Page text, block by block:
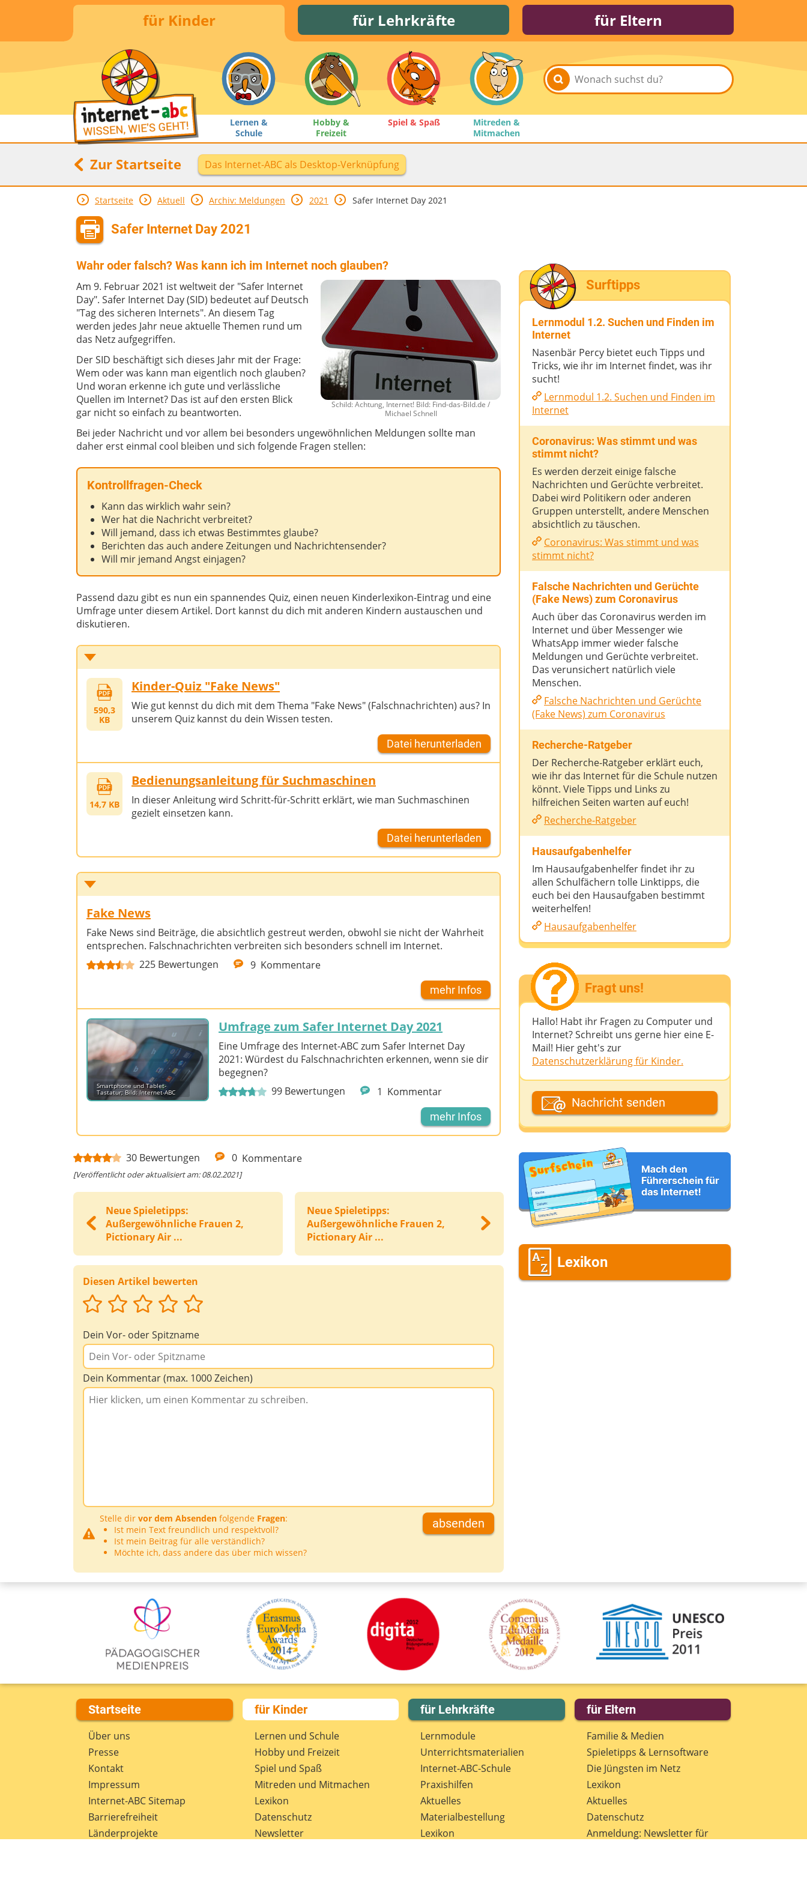
für Kinder für Lehrkräfte für Eltern
Lernen &
Schule
Hobby &
Freizeit
Spiel & Spaß
Mitreden &
Mitmachen
Zur Startseite Das Internet-ABC als Desktop-Verknüpfung
Startseite Aktuell Archiv: Meldungen 2021 Safer Internet Day 2021
Safer Internet Day 2021
Wahr oder falsch? Was kann ich im Internet noch glauben?
Schild: Achtung, Internet! Bild: Find-das-Bild.de /
Michael Schnell
Am 9. Februar 2021 ist weltweit der "Safer Internet
Day". Safer Internet Day (SID) bedeutet auf Deutsch
"Tag des sicheren Internets". An diesem Tag
werden jedes Jahr neue aktuelle Themen rund um
das Netz aufgegriffen.
Der SID beschäftigt sich dieses Jahr mit der Frage:
Wem oder was kann man eigentlich noch glauben?
Und woran erkenne ich gute und verlässliche
Quellen im Internet? Das ist auf den ersten Blick
gar nicht so einfach zu beantworten.
Bei jeder Nachricht und vor allem bei besonders ungewöhnlichen Meldungen sollte man
daher erst einmal cool bleiben und sich folgende Fragen stellen:
Kontrollfragen-Check
Kann das wirklich wahr sein?
Wer hat die Nachricht verbreitet?
Will jemand, dass ich etwas Bestimmtes glaube?
Berichten das auch andere Zeitungen und Nachrichtensender?
Will mir jemand Angst einjagen?
Passend dazu gibt es nun ein spannendes Quiz, einen neuen Kinderlexikon-Eintrag und eine
Umfrage unter diesem Artikel. Dort kannst du dich mit anderen Kindern austauschen und
diskutieren.
590,3
KB
Kinder-Quiz "Fake News"
Wie gut kennst du dich mit dem Thema "Fake News" (Falschnachrichten) aus? In
unserem Quiz kannst du dein Wissen testen.
Datei herunterladen
14,7 KB
Bedienungsanleitung für Suchmaschinen
In dieser Anleitung wird Schritt-für-Schritt erklärt, wie man Suchmaschinen
gezielt einsetzen kann.
Datei herunterladen
Fake News
Fake News sind Beiträge, die absichtlich gestreut werden, obwohl sie nicht der Wahrheit
entsprechen. Falschnachrichten verbreiten sich besonders schnell im Internet.
225 Bewertungen 9 Kommentare
mehr Infos
Smartphone und Tablet-
Tastatur; Bild: Internet-ABC
Umfrage zum Safer Internet Day 2021
Eine Umfrage des Internet-ABC zum Safer Internet Day
2021: Würdest du Falschnachrichten erkennen, wenn sie dir
begegnen?
99 Bewertungen 1 Kommentar
mehr Infos
30 Bewertungen 0 Kommentare
[Veröffentlicht oder aktualisiert am: 08.02.2021]
Neue Spieletipps:
Außergewöhnliche Frauen 2,
Pictionary Air ...
Neue Spieletipps:
Außergewöhnliche Frauen 2,
Pictionary Air ...
Diesen Artikel bewerten
Dein Vor- oder Spitzname
Dein Kommentar (max. 1000 Zeichen)
Stelle dir vor dem Absenden folgende Fragen:
Ist mein Text freundlich und respektvoll?
Ist mein Beitrag für alle verständlich?
Möchte ich, dass andere das über mich wissen?
absenden
Surftipps
Lernmodul 1.2. Suchen und Finden im
Internet
Nasenbär Percy bietet euch Tipps und
Tricks, wie ihr im Internet findet, was ihr
sucht!
Lernmodul 1.2. Suchen und Finden im
Internet
Coronavirus: Was stimmt und was
stimmt nicht?
Es werden derzeit einige falsche
Nachrichten und Gerüchte verbreitet.
Dabei wird Politikern oder anderen
Gruppen unterstellt, andere Menschen
absichtlich zu täuschen.
Coronavirus: Was stimmt und was
stimmt nicht?
Falsche Nachrichten und Gerüchte
(Fake News) zum Coronavirus
Auch über das Coronavirus werden im
Internet und über Messenger wie
WhatsApp immer wieder falsche
Meldungen und Gerüchte verbreitet.
Das verunsichert natürlich viele
Menschen.
Falsche Nachrichten und Gerüchte
(Fake News) zum Coronavirus
Recherche-Ratgeber
Der Recherche-Ratgeber erklärt euch,
wie ihr das Internet für die Schule nutzen
könnt. Viele Tipps und Links zu
hilfreichen Seiten warten auf euch!
Recherche-Ratgeber
Hausaufgabenhelfer
Im Hausaufgabenhelfer findet ihr zu
allen Schulfächern tolle Linktipps, die
euch bei den Hausaufgaben bestimmt
weiterhelfen!
Hausaufgabenhelfer
Fragt uns!
Hallo! Habt ihr Fragen zu Computer und
Internet? Schreibt uns gerne hier eine E-
Mail! Hier geht's zur
Datenschutzerklärung für Kinder.
Dein Fantasiename
Deine E-Mail-Adresse (wenn du eine
Antwort möchtest)
Deine Nachricht
Nachricht senden
Lexikon
Startseite
Über uns
Presse
Kontakt
Impressum
Internet-ABC Sitemap
Barrierefreiheit
Länderprojekte
für Kinder
Lernen und Schule
Hobby und Freizeit
Spiel und Spaß
Mitreden und Mitmachen
Lexikon
Datenschutz
Newsletter
für Lehrkräfte
Lernmodule
Unterrichts­materialien
Internet-ABC-Schule
Praxishilfen
Aktuelles
Materialbestellung
Lexikon
für Eltern
Familie & Medien
Spieletipps & Lernsoftware
Die Jüngsten im Netz
Lexikon
Aktuelles
Datenschutz
Anmeldung: Newsletter für